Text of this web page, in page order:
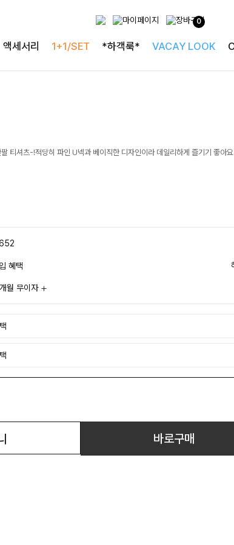
0
액세서리 1+1/SET *하객룩* VACAY LOOK
티셔츠-!적당히 파인 U넥과 베이직한 디자인이라 데일리하게 즐기기 좋아
혜택
월 무이자
바로구매